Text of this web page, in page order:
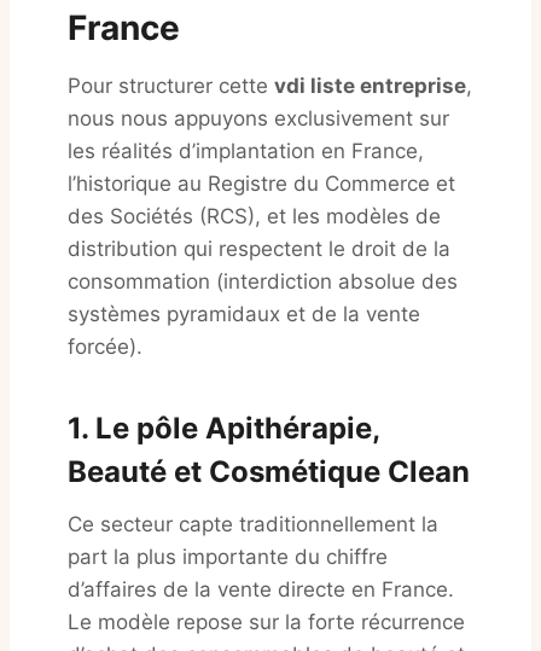
France
Pour structurer cette vdi liste entreprise,
nous nous appuyons exclusivement sur
les réalités d’implantation en France,
l’historique au Registre du Commerce et
des Sociétés (RCS), et les modèles de
distribution qui respectent le droit de la
consommation (interdiction absolue des
systèmes pyramidaux et de la vente
forcée).
1. Le pôle Apithérapie,
Beauté et Cosmétique Clean
Ce secteur capte traditionnellement la
part la plus importante du chiffre
d’affaires de la vente directe en France.
Le modèle repose sur la forte récurrence